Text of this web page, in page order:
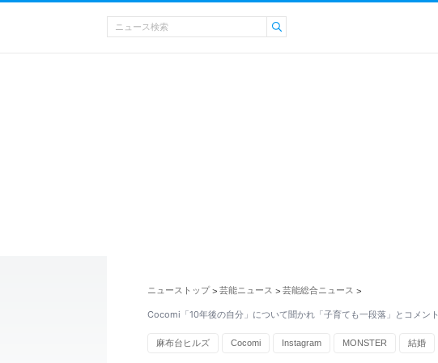
ニューストップ > 芸能ニュース > 芸能総合ニュース >
Cocomi「10年後の自分」について聞かれ「子育ても一段落」とコメント
麻布台ヒルズ Cocomi Instagram MONSTER 結婚